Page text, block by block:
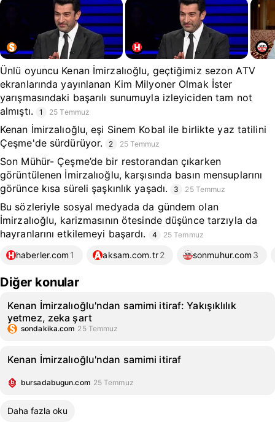
Ünlü oyuncu Kenan İmirzalıoğlu, geçtiğimiz sezon ATV
ekranlarında yayınlanan Kim Milyoner Olmak İster
yarışmasındaki başarılı sunumuyla izleyiciden tam not
almıştı.
1 25 Temmuz
Kenan İmirzalıoğlu, eşi Sinem Kobal ile birlikte yaz tatilini
Çeşme'de sürdürüyor.
2 25 Temmuz
Son Mühür- Çeşme’de bir restorandan çıkarken
görüntülenen İmirzalıoğlu, karşısında basın mensuplarını
görünce kısa süreli şaşkınlık yaşadı.
3 25 Temmuz
Bu sözleriyle sosyal medyada da gündem olan
İmirzalıoğlu, karizmasının ötesinde düşünce tarzıyla da
hayranlarını etkilemeyi başardı.
4 25 Temmuz
haberler.com 1 aksam.com.tr2 sonmuhur.com 3
Diğer konular
Kenan İmirzalıoğlu'ndan samimi itiraf: Yakışıklılık
yetmez, zeka şart
sondakika.com 25 Temmuz
Kenan İmirzalıoğlu'ndan samimi itiraf
bursadabugun.com 25 Temmuz
Daha fazla oku